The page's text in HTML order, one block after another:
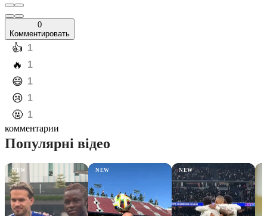
0
Комментировать
️👍 1
️🔥 1
️😄 1
️😢 1
️🤬 1
комментарии